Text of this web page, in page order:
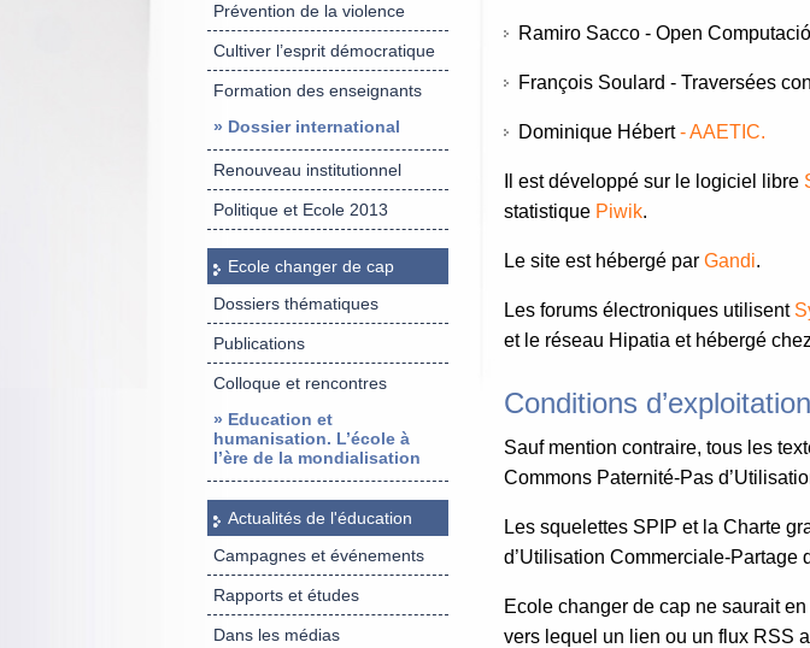
Prévention de la violence
Cultiver l’esprit démocratique
Formation des enseignants
» Dossier international
Renouveau institutionnel
Politique et Ecole 2013
Ecole changer de cap
Dossiers thématiques
Publications
Colloque et rencontres
» Education et
humanisation. L’école à
l’ère de la mondialisation
Actualités de l'éducation
Campagnes et événements
Rapports et études
Dans les médias
Ramiro Sacco - Open
François Soulard - Traversées
Dominique Hébert- AAETIC.
Il est développé sur le logiciel libre
statistique Piwik.
Le site est hébergé par Gandi.
Les forums électroniques utilisent
et le réseau Hipatia et hébergé chez
Conditions d’exploitation
Sauf mention contraire, tous les
Commons Paternité-Pas
Les squelettes SPIP et la Charte
d’Utilisation Commerciale-Partage
Ecole changer de cap ne saurait
vers lequel un lien ou un flux RSS